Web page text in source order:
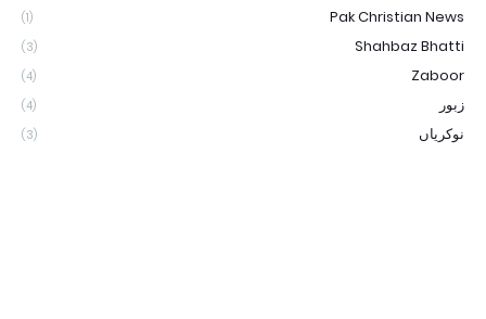
Pak Christian News
(1)
Shahbaz Bhatti
(3)
Zaboor
(4)
زبور (4)
نوکریاں (3)